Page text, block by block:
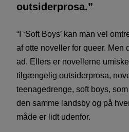
outsiderprosa.”
“I ‘Soft Boys’ kan man vel
af otte noveller for queer. Men
ad. Ellers er novellerne
tilgængelig outsiderprosa,
teenagedrenge, soft boys,
den samme landsby og på
måde er lidt udenfor.